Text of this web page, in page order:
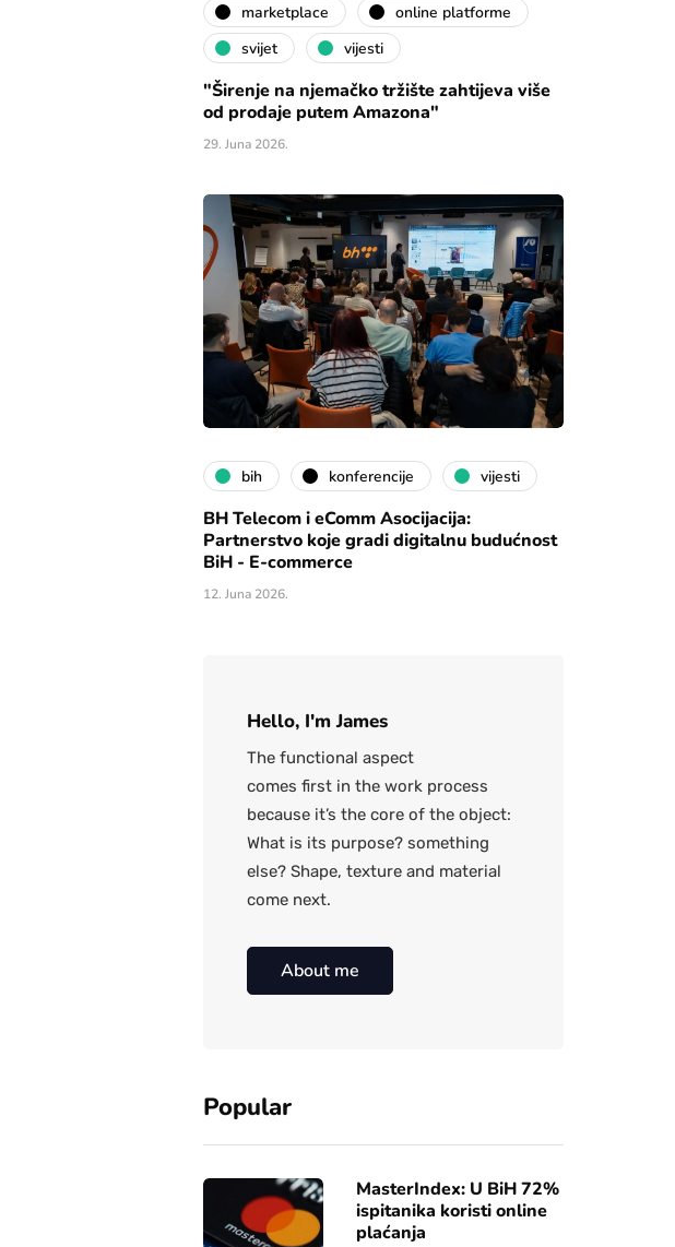
marketplace
online platforme
svijet
vijesti
"Širenje na njemačko tržište zahtijeva više
od prodaje putem Amazona"
29. Juna 2026.
bih konferencije vijesti
BH Telecom i eComm Asocijacija:
Partnerstvo koje gradi digitalnu budućnost
BiH - E-commerce
12. Juna 2026.
Hello, I'm James
The functional aspect
comes first in the work process
because it’s the core of the object:
What is its purpose? something
else? Shape, texture and material
come next.
About me
Popular
MasterIndex: U BiH 72%
ispitanika koristi online
plaćanja